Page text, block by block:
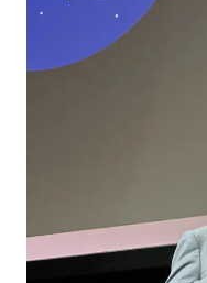
BÜCHER
KATEGORIEN
MAGAZIN
KONTAKT &
FAQ